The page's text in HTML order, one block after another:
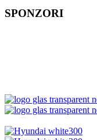
SPONZORI